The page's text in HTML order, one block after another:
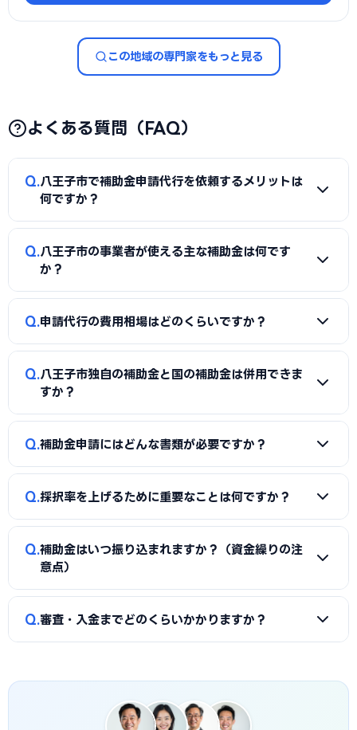
この地域の専門家をもっと見る
よくある質問（FAQ）
Q 八王子市で補助金申請代行を依頼するメリットは
何ですか？
A
補助金は事業計画書の完成度で採択率が大きく変わりま
す。申請代行を使うことで、加点項目を押さえた計画書の作
択後の実績報告まで一貫してサポートを受けられます。本業に
集中しながら採択の可能性を高められる点が最大のメリット
Q 八王子市の事業者が使える主な補助金は何です
か？
A
国の「ものづくり補助金」「IT導入補助金」「小規模事
投資補助金」に加え、八王子市独自の補助金・助成金が活用
できます。詳しくは本記事の「八王子市独自の補助金制度」
「国の主要補助金」の各セクションをご覧ください。
Q 申請代行の費用相場はどのくらいですか？
A
一般的に「着手金（無料〜数万円）＋成功報酬（採択額
の10〜15%程度）」の体系が多く、完全成功報酬型の事務所
約前に見積もりと報酬条件を必ず確認しましょう。当サイト
では八王子市に対応した実績豊富な専門家を無料でご紹介し
Q 八王子市独自の補助金と国の補助金は併用できま
すか？
A
同一経費への重複申請はできませんが、対象経費を「設備
金）」のように分けることで、異なる経費項目について両方
を活用できるケースがあります。経費按分の計画は事前に専門
Q 補助金申請にはどんな書類が必要ですか？
A
一般的に、事業計画書、見積書、決算書（直近2期分）、
類（賃上げ表明・事業継続力強化計画の認定等）も求められ
ます。申請代行ではこれらの書類整備と不備チェックを代行
し、差し戻しによる遅延を防ぎます。
Q 採択率を上げるために重要なことは何ですか？
A
①公募要領の加点項目を漏れなく満たすこと、②課題・解
決策・効果を定量的（数値）で示すこと、③事業の革新性と
子市の地域特性や自社の強みを盛り込んだ計画書ほど高く評
価されます。申請代行はこの作り込みを専門的に支援します。
Q 補助金はいつ振り込まれますか？（資金繰りの注
意点）
A
補助金は原則「後払い（精算払い）」です。採択後にいっ
Q 審査・入金までどのくらいかかりますか？
決定・事業実施・実績報告を経て入金されるため、申請から
入金まで半年〜1年程度かかるのが一般的です。八王子市独自
の補助金は予算上限に達し次第終了する場合があるため、早